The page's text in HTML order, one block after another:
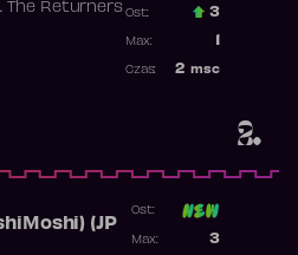
2.
The Returners Ost.: 3
Max:
2 msc
Czas:
(JP
Ost:
3
Max: